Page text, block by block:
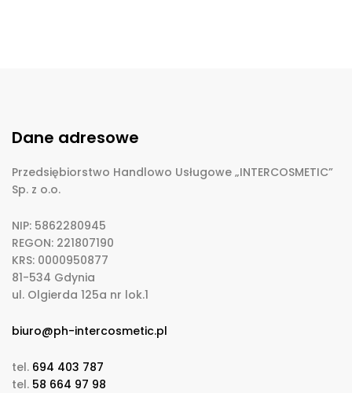
Dane adresowe
Przedsiębiorstwo Handlowo Usługowe „INTERCOSMETIC”
Sp. z o.o.
NIP: 5862280945
REGON: 221807190
KRS: 0000950877
81-534 Gdynia
ul. Olgierda 125a nr lok.1
biuro@ph-intercosmetic.pl
tel. 694 403 787
tel. 58 664 97 98